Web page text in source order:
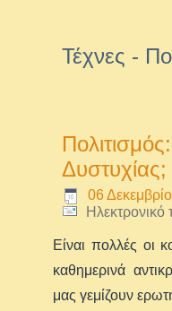
Τέχνες -
Δυστυχίας;
06
Ηλεκτρονικό
Είναι πολλές οι
καθημερινά
μας γεμίζουν